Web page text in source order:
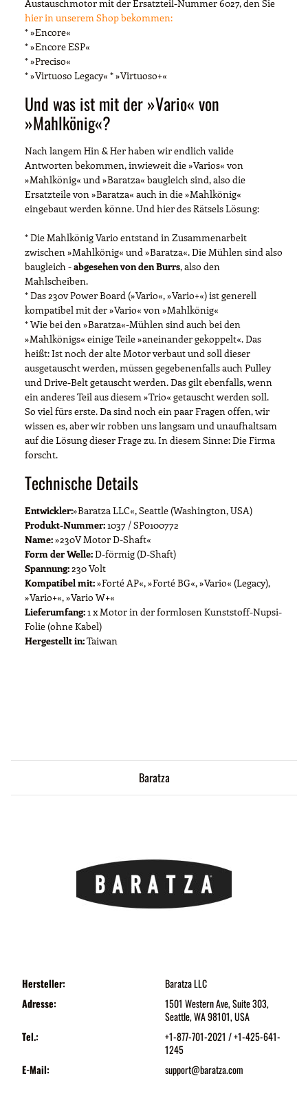
Austauschmotor mit der Ersatzteil-Nummer 6027, den Sie
hier in unserem Shop bekommen:
* »Encore«
* »Encore ESP«
* »Preciso«
* »Virtuoso Legacy« * »Virtuoso+«
Und was ist mit der »Vario« von
»Mahlkönig«?
Nach langem Hin & Her haben wir endlich valide
Antworten bekommen, inwieweit die »Varios« von
»Mahlkönig« und »Baratza« baugleich sind, also die
Ersatzteile von »Baratza« auch in die »Mahlkönig«
eingebaut werden könne. Und hier des Rätsels Lösung:
* Die Mahlkönig Vario entstand in Zusammenarbeit
zwischen »Mahlkönig« und »Baratza«. Die Mühlen sind also
baugleich -abgesehen von den Burrs, also den
Mahlscheiben.
* Das 230v Power Board (»Vario«, »Vario+«) ist generell
kompatibel mit der »Vario« von »Mahlkönig«
* Wie bei den »Baratza«-Mühlen sind auch bei den
»Mahlkönigs« einige Teile »aneinander gekoppelt«. Das
heißt: Ist noch der alte Motor verbaut und soll dieser
ausgetauscht werden, müssen gegebenenfalls auch Pulley
und Drive-Belt getauscht werden. Das gilt ebenfalls, wenn
ein anderes Teil aus diesem »Trio« getauscht werden soll.
So viel fürs erste. Da sind noch ein paar Fragen offen, wir
wissen es, aber wir robben uns langsam und unaufhaltsam
auf die Lösung dieser Frage zu. In diesem Sinne: Die Firma
forscht.
Technische Details
Entwickler:»Baratza LLC«, Seattle (Washington, USA)
Produkt-Nummer:1037 / SP0100772
Name:»230V Motor D-Shaft«
Form der Welle:D-förmig (D-Shaft)
Spannung:230 Volt
Kompatibel mit:»Forté AP«, »Forté BG«, »Vario« (Legacy),
»Vario+«, »Vario W+«
Lieferumfang:1 x Motor in der formlosen Kunststoff-Nupsi-
Folie (ohne Kabel)
Hergestellt in:Taiwan
Baratza
Hersteller:
Baratza LLC
Adresse:
1501 Western Ave, Suite 303,
Seattle, WA 98101, USA
Tel.:
+1-877-701-2021 / +1-425-641-
1245
E-Mail:
support@baratza.com